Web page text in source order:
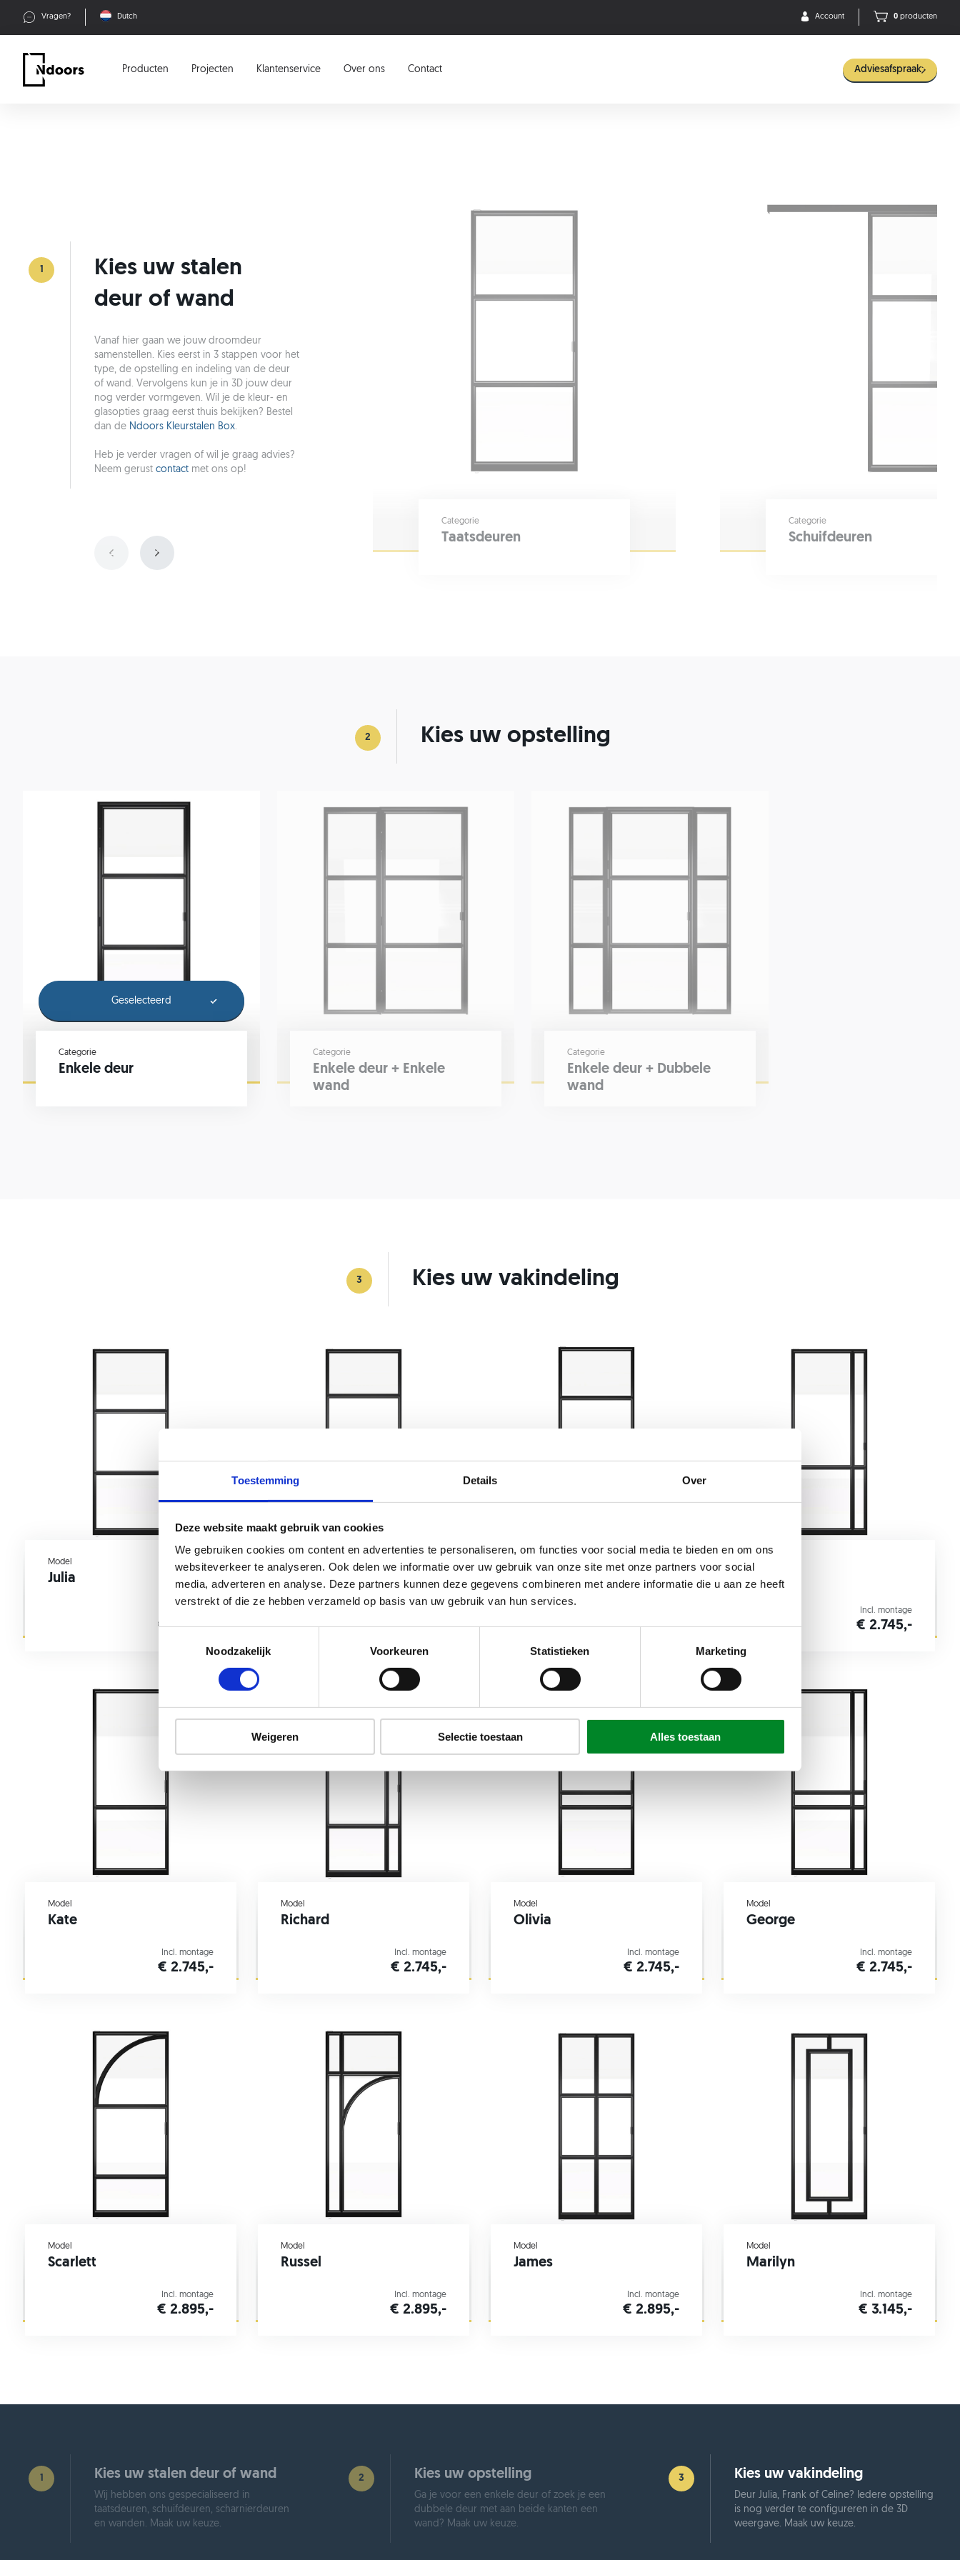
Toestemming Details Over
Deze website maakt gebruik van cookies
We gebruiken cookies om content en advertenties te personaliseren, om functies voor social media te bieden en om ons
websiteverkeer te analyseren. Ook delen we informatie over uw gebruik van onze site met onze partners voor social
media, adverteren en analyse. Deze partners kunnen deze gegevens combineren met andere informatie die u aan ze heeft
verstrekt of die ze hebben verzameld op basis van uw gebruik van hun services.
Noodzakelijk Voorkeuren Statistieken Marketing
Weigeren Selectie toestaan Alles toestaan
Vragen? Dutch Account 0 producten
Producten Projecten Klantenservice Over ons Contact Adviesafspraak
1
Kies uw stalen
deur of wand
Vanaf hier gaan we jouw droomdeur
samenstellen. Kies eerst in 3 stappen voor het
type, de opstelling en indeling van de deur
of wand. Vervolgens kun je in 3D jouw deur
nog verder vormgeven. Wil je de kleur- en
glasopties graag eerst thuis bekijken? Bestel
dan de Ndoors Kleurstalen Box.
Heb je verder vragen of wil je graag advies?
Neem gerust contact met ons op!
Categorie
Taatsdeuren
Categorie
Schuifdeuren
2 Kies uw opstelling
Geselecteerd
Categorie
Enkele deur
Categorie
Enkele deur + Enkele
wand
Categorie
Enkele deur + Dubbele
wand
3 Kies uw vakindeling
Model
Julia
€ 2.745,-
Model
Frank
€ 2.745,-
Model
Emma
€ 2.745,-
Model
Celine
Incl. montage
€ 2.745,-
Model
Kate
Incl. montage
€ 2.745,-
Model
Richard
Incl. montage
€ 2.745,-
Model
Olivia
Incl. montage
€ 2.745,-
Model
George
Incl. montage
€ 2.745,-
Model
Scarlett
Incl. montage
€ 2.895,-
Model
Russel
Incl. montage
€ 2.895,-
Model
James
Incl. montage
€ 2.895,-
Model
Marilyn
Incl. montage
€ 3.145,-
1 Kies uw stalen deur of wand
Wij hebben ons gespecialiseerd in
taatsdeuren, schuifdeuren, scharnierdeuren
en wanden. Maak uw keuze.
2 Kies uw opstelling
Ga je voor een enkele deur of zoek je een
dubbele deur met aan beide kanten een
wand? Maak uw keuze.
3 Kies uw vakindeling
Deur Julia, Frank of Celine? Iedere opstelling
is nog verder te configureren in de 3D
weergave. Maak uw keuze.